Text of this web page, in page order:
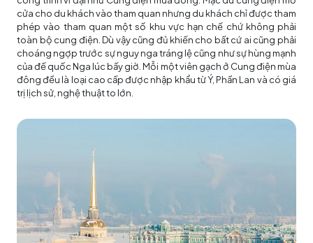
cửa cho du khách vào tham quan nhưng du khách chỉ được tham
phép vào tham quan một số khu vực hạn chế chứ không phải
toàn bộ cung điện. Dù vậy cũng đủ khiến cho bất cứ ai cũng phải
choáng ngợp trước sự nguy nga tráng lệ cũng như sự hùng mạnh
của đế quốc Nga lúc bấy giờ. Mỗi một viên gạch ở Cung điện mùa
đông đều là loại cao cấp được nhập khẩu từ Ý, Phần Lan và có giá
trị lịch sử, nghệ thuật to lớn.